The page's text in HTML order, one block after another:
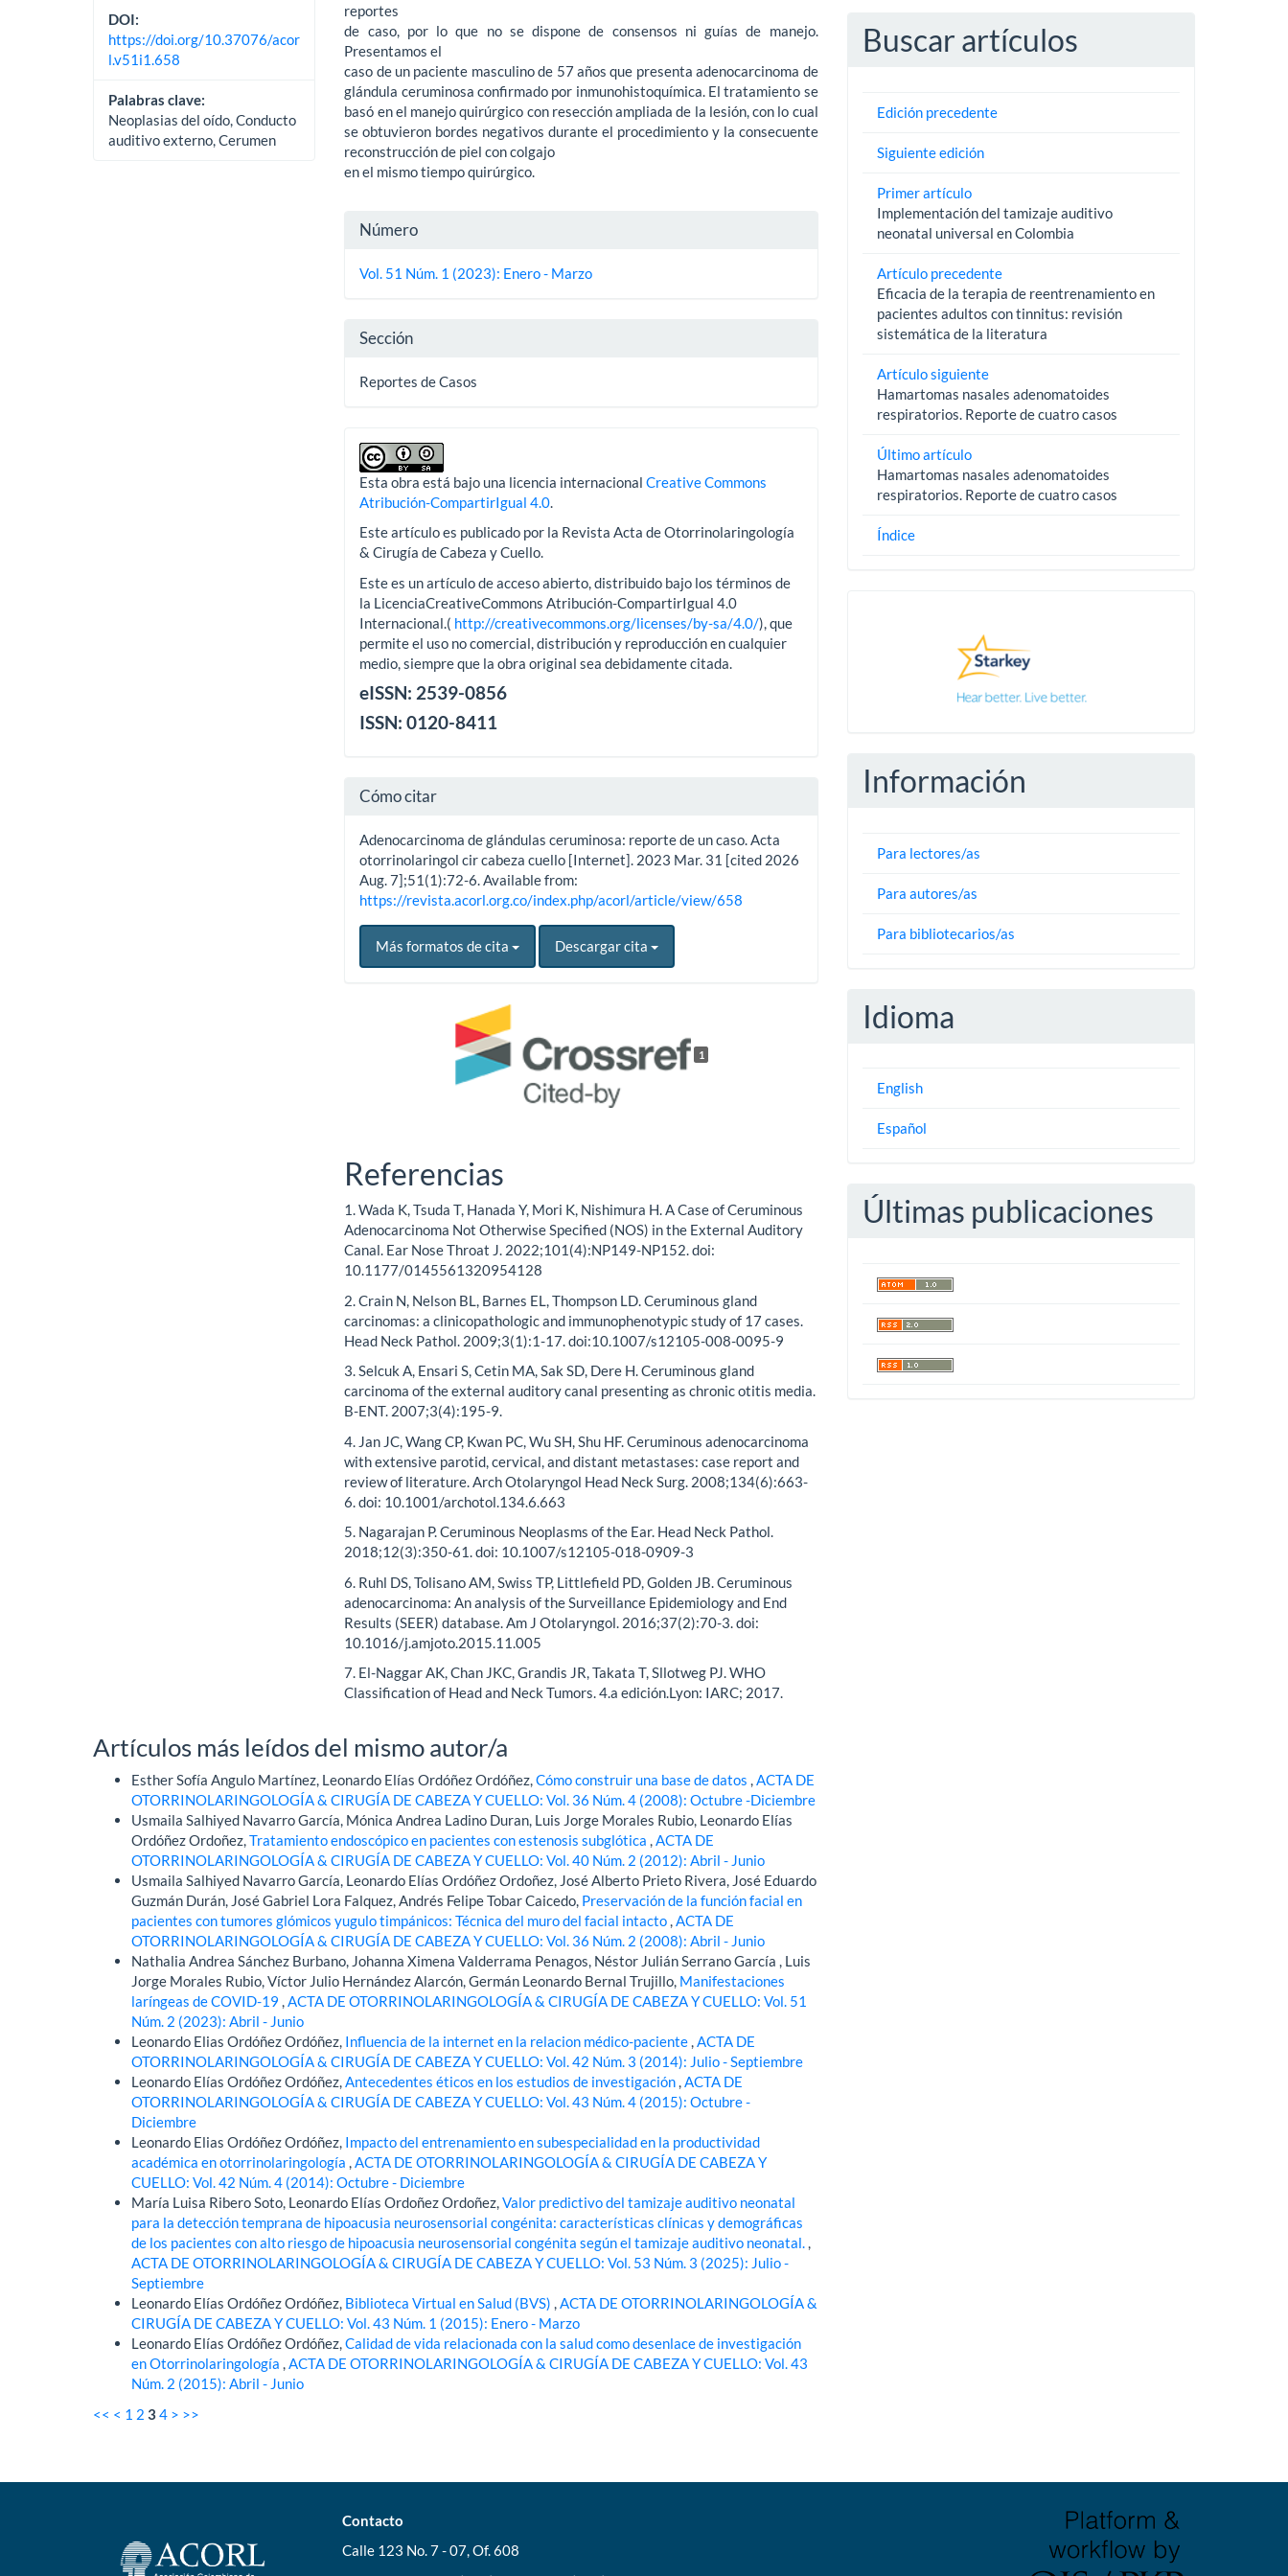
DOI:
https://doi.org/10.37076/acor
l.v51i1.658
Palabras clave:
Neoplasias del oído, Conducto
auditivo externo, Cerumen
reportes
de caso, por lo que no se dispone de consensos ni guías de manejo.
Presentamos el
caso de un paciente masculino de 57 años que presenta adenocarcinoma de
glándula ceruminosa confirmado por inmunohistoquímica. El tratamiento se
basó en el manejo quirúrgico con resección ampliada de la lesión, con lo cual
se obtuvieron bordes negativos durante el procedimiento y la consecuente
reconstrucción de piel con colgajo
en el mismo tiempo quirúrgico.
Detalles
del
Número
Vol. 51 Núm. 1 (2023): Enero - Marzo
Sección
Reportes de Casos
Esta obra está bajo una licencia internacionalCreative Commons
Atribución-CompartirIgual 4.0
Este artículo es publicado por la Revista Acta de Otorrinolaringología
& Cirugía de Cabeza y Cuello.
Este es un artículo de acceso abierto, distribuido bajo los términos de
la LicenciaCreativeCommons Atribución-CompartirIgual 4.0
Internacional.( http://creativecommons.org/licenses/by-sa/4.0/), que
permite el uso no comercial, distribución y reproducción en cualquier
medio, siempre que la obra original sea debidamente citada.
eISSN: 2539-0856
ISSN: 0120-8411
Cómo citar
Adenocarcinoma de glándulas ceruminosa: reporte de un caso. Acta
otorrinolaringol cir cabeza cuello [Internet]. 2023 Mar. 31 [cited 2026
Aug. 7];51(1):72-6. Available from:
https://revista.acorl.org.co/index.php/acorl/article/view/658
Más formatos de cita Descargar cita
1
Referencias
1. Wada K, Tsuda T, Hanada Y, Mori K, Nishimura H. A Case of Ceruminous
Adenocarcinoma Not Otherwise Specified (NOS) in the External Auditory
Canal. Ear Nose Throat J. 2022;101(4):NP149-NP152. doi:
10.1177/0145561320954128
2. Crain N, Nelson BL, Barnes EL, Thompson LD. Ceruminous gland
carcinomas: a clinicopathologic and immunophenotypic study of 17 cases.
Head Neck Pathol. 2009;3(1):1-17. doi:10.1007/s12105-008-0095-9
3. Selcuk A, Ensari S, Cetin MA, Sak SD, Dere H. Ceruminous gland
carcinoma of the external auditory canal presenting as chronic otitis media.
B-ENT. 2007;3(4):195-9.
4. Jan JC, Wang CP, Kwan PC, Wu SH, Shu HF. Ceruminous adenocarcinoma
with extensive parotid, cervical, and distant metastases: case report and
review of literature. Arch Otolaryngol Head Neck Surg. 2008;134(6):663-
6. doi: 10.1001/archotol.134.6.663
5. Nagarajan P. Ceruminous Neoplasms of the Ear. Head Neck Pathol.
2018;12(3):350-61. doi: 10.1007/s12105-018-0909-3
6. Ruhl DS, Tolisano AM, Swiss TP, Littlefield PD, Golden JB. Ceruminous
adenocarcinoma: An analysis of the Surveillance Epidemiology and End
Results (SEER) database. Am J Otolaryngol. 2016;37(2):70-3. doi:
10.1016/j.amjoto.2015.11.005
7. El-Naggar AK, Chan JKC, Grandis JR, Takata T, Sllotweg PJ. WHO
Classification of Head and Neck Tumors. 4.a edición.Lyon: IARC; 2017.
Artículos más leídos del mismo autor/a
Esther Sofía Angulo Martínez, Leonardo Elías Ordóñez Ordóñez,Cómo construir una base de datos,ACTA DE
OTORRINOLARINGOLOGÍA & CIRUGÍA DE CABEZA Y CUELLO: Vol. 36 Núm. 4 (2008): Octubre -Diciembre
Usmaila Salhiyed Navarro García, Mónica Andrea Ladino Duran, Luis Jorge Morales Rubio, Leonardo Elías
Ordóñez Ordoñez,Tratamiento endoscópico en pacientes con estenosis subglótica,ACTA DE
OTORRINOLARINGOLOGÍA & CIRUGÍA DE CABEZA Y CUELLO: Vol. 40 Núm. 2 (2012): Abril - Junio
Usmaila Salhiyed Navarro García, Leonardo Elías Ordóñez Ordoñez, José Alberto Prieto Rivera, José Eduardo
Guzmán Durán, José Gabriel Lora Falquez, Andrés Felipe Tobar Caicedo, Preservación de la función facial en
pacientes con tumores glómicos yugulo timpánicos: Técnica del muro del facial intacto,ACTA DE
OTORRINOLARINGOLOGÍA & CIRUGÍA DE CABEZA Y CUELLO: Vol. 36 Núm. 2 (2008): Abril - Junio
Nathalia Andrea Sánchez Burbano, Johanna Ximena Valderrama Penagos, Néstor Julián Serrano García , Luis
Jorge Morales Rubio, Víctor Julio Hernández Alarcón, Germán Leonardo Bernal Trujillo, Manifestaciones
laríngeas de COVID-19,ACTA DE OTORRINOLARINGOLOGÍA & CIRUGÍA DE CABEZA Y CUELLO: Vol. 51
Núm. 2 (2023): Abril - Junio
Leonardo Elias Ordóñez Ordóñez, Influencia de la internet en la relacion médico-paciente,ACTA DE
OTORRINOLARINGOLOGÍA & CIRUGÍA DE CABEZA Y CUELLO: Vol. 42 Núm. 3 (2014): Julio - Septiembre
Leonardo Elías Ordóñez Ordóñez,Antecedentes éticos en los estudios de investigación,ACTA DE
OTORRINOLARINGOLOGÍA & CIRUGÍA DE CABEZA Y CUELLO: Vol. 43 Núm. 4 (2015): Octubre -
Diciembre
Leonardo Elias Ordóñez Ordóñez, Impacto del entrenamiento en subespecialidad en la productividad
académica en otorrinolaringología,ACTA DE OTORRINOLARINGOLOGÍA & CIRUGÍA DE CABEZA Y
CUELLO: Vol. 42 Núm. 4 (2014): Octubre - Diciembre
María Luisa Ribero Soto, Leonardo Elías Ordoñez Ordoñez,Valor predictivo del tamizaje auditivo neonatal
para la detección temprana de hipoacusia neurosensorial congénita: características clínicas y demográficas
de los pacientes con alto riesgo de hipoacusia neurosensorial congénita según el tamizaje auditivo neonatal.,
ACTA DE OTORRINOLARINGOLOGÍA & CIRUGÍA DE CABEZA Y CUELLO: Vol. 53 Núm. 3 (2025): Julio -
Septiembre
Leonardo Elías Ordóñez Ordóñez, Biblioteca Virtual en Salud (BVS),ACTA DE OTORRINOLARINGOLOGÍA &
CIRUGÍA DE CABEZA Y CUELLO: Vol. 43 Núm. 1 (2015): Enero - Marzo
Leonardo Elías Ordóñez Ordóñez,Calidad de vida relacionada con la salud como desenlace de investigación
en Otorrinolaringología,ACTA DE OTORRINOLARINGOLOGÍA & CIRUGÍA DE CABEZA Y CUELLO: Vol. 43
Núm. 2 (2015): Abril - Junio
<< < 1 2 34 > >>
Buscar artículos
Edición precedente
Siguiente edición
Primer artículo
Implementación del tamizaje auditivo
neonatal universal en Colombia
Artículo precedente
Eficacia de la terapia de reentrenamiento en
pacientes adultos con tinnitus: revisión
sistemática de la literatura
Artículo siguiente
Hamartomas nasales adenomatoides
respiratorios. Reporte de cuatro casos
Último artículo
Hamartomas nasales adenomatoides
respiratorios. Reporte de cuatro casos
Índice
Información
Para lectores/as
Para autores/as
Para bibliotecarios/as
Idioma
English
Español
Últimas publicaciones
Contacto
Calle 123 No. 7 - 07, Of. 608